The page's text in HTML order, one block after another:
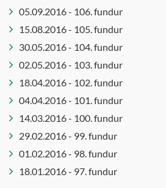
Jafnréttis-
og
og
íþróttanefnd
Menningar
- og
mannlífsnefnd
Menntaráð
tónlistarsafns
Íslands
Ungmennaráð
Öldungaráð
Ferlinefnd
Félagsmálaráð
Forvarna-
frístundanefnd
Forvarnanefnd
Framkvæmdaráð
Húsnæðisnefnd
Innkauparáð
Íþrótta- og
tómstundaráð
05.09.2016 - 106. fundur
15.08.2016 - 105. fundur
30.05.2016 - 104. fundur
02.05.2016 - 103. fundur
18.04.2016 - 102. fundur
04.04.2016 - 101. fundur
14.03.2016 - 100. fundur
29.02.2016 - 99. fundur
01.02.2016 - 98. fundur
18.01.2016 - 97. fundur